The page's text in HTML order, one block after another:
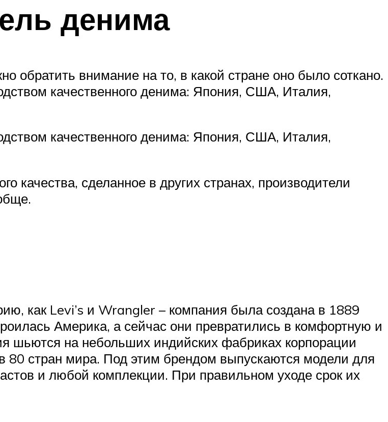
денима
обратить внимание на то, в какой стране оно было соткано.
качественного денима: Япония, США, Италия,
качественного денима: Япония, США, Италия,
качества, сделанное в других странах, производители
как Levi’s и Wrangler – компания была создана в 1889
Америка, а сейчас они превратились в комфортную и
шьются на небольших индийских фабриках корпорации
стран мира. Под этим брендом выпускаются модели для
и любой комплекции. При правильном уходе срок их